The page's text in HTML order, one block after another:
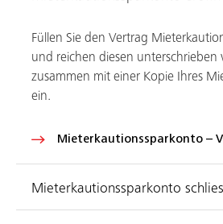
Füllen Sie den Vertrag
und reichen diesen unterschrieben
zusammen mit einer Kopie Ihres
ein.
Mieterkautionssparkonto –
Mieterkautionssparkonto